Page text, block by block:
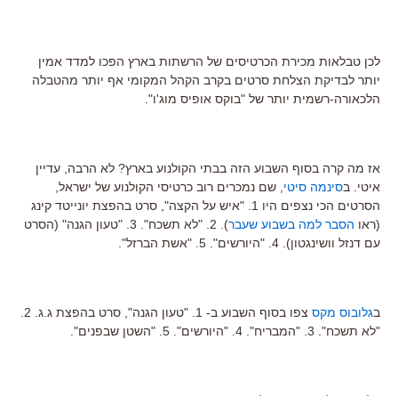
לכן טבלאות מכירת הכרטיסים של הרשתות בארץ הפכו למדד אמין
יותר לבדיקת הצלחת סרטים בקרב הקהל המקומי אף יותר מהטבלה
הלכאורה-רשמית יותר של "בוקס אופיס מוג'ו".
אז מה קרה בסוף השבוע הזה בבתי הקולנוע בארץ? לא הרבה, עדיין
איטי. בסינמה סיטי , שם נמכרים רוב כרטיסי הקולנוע של ישראל,
הסרטים הכי נצפים היו 1. "איש על הקצה", סרט בהפצת יונייטד קינג
(ראו הסבר למה בשבוע שעבר
). 2. "לא תשכח". 3. "טעון הגנה" (הסרט
עם דנזל וושינגטון). 4. "היורשים". 5. "אשת הברזל".
בגלובוס מקס
"לא תשכח". 3. "המבריח". 4. "היורשים". 5. "השטן שבפנים".